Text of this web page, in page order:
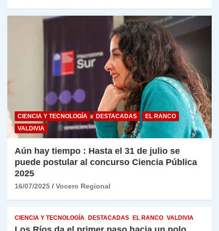
CIENCIA Y TECNOLOGÍA DESTACADAS
EL RANCO
VALDIVIA
Aún hay tiempo : Hasta el 31 de julio se
puede postular al concurso Ciencia Pública
2025
16/07/2025 Vocero Regional
CIENCIA Y TECNOLOGÍA DESTACADAS EL RANCO VALDIVIA